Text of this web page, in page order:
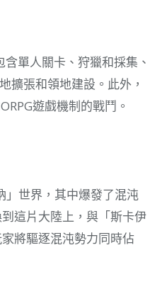
單人關卡、狩獵和採集、
擴張和領地建設。此外，
遊戲機制的戰鬥。
」世界，其中爆發了混沌
這片大陸上，與「斯卡伊
將驅逐混沌勢力同時佔